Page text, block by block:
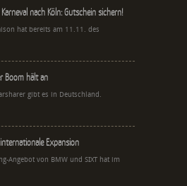
nach Köln: Gutschein sichern!
hat bereits am 11.11. des
Boom hält an
gibt es in Deutschland.
Expansion
Angebot von BMW und SIXT hat im